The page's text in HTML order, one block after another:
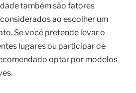
também são fatores
ao escolher um
Se você pretende levar o
lugares ou participar de
optar por modelos